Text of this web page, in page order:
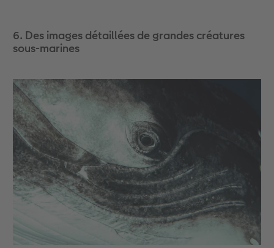
6. Des images détaillées de grandes créatures
sous-marines